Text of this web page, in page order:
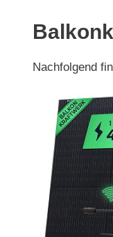
Nachfolgend